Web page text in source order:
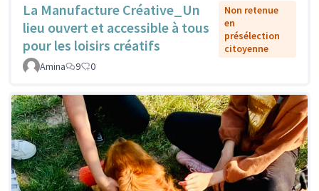
La Manufacture Créative_Un
lieu ouvert et accessible à tous
pour les loisirs créatifs
Non retenue
en
présélection
citoyenne
Amina
9 0